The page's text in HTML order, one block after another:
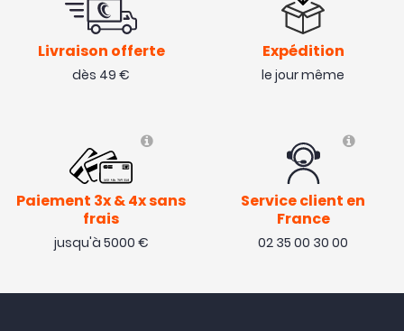
Livraison offerte
dès 49 €
Expédition
le jour même
Paiement 3x & 4x sans
frais
jusqu'à 5000 €
Service client en
France
02 35 00 30 00